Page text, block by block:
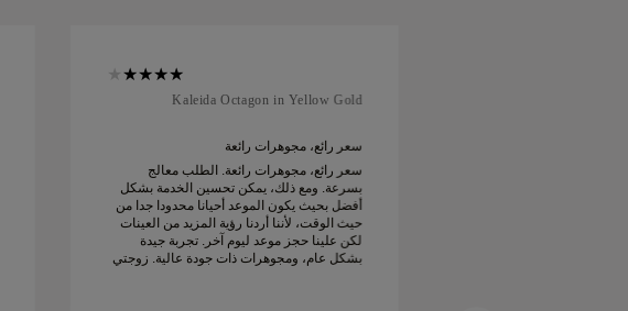
Kaleida Octagon in Yellow Gold
سعر رائع، مجوهرات رائعة
سعر رائع، مجوهرات رائعة. الطلب معالج
بسرعة. ومع ذلك، يمكن تحسين الخدمة بشكل
أفضل بحيث يكون الموعد أحيانا محدودا جدا من
حيث الوقت، لأننا أردنا رؤية المزيد من العينات
لكن علينا حجز موعد ليوم آخر. تجربة جيدة
بشكل عام، ومجوهرات ذات جودة عالية. زوجتي